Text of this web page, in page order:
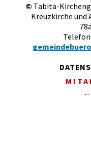
© Tabita-
Kreuzkirche und